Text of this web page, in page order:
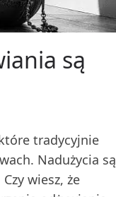
są
tradycyjnie
Nadużycia są
wiesz, że